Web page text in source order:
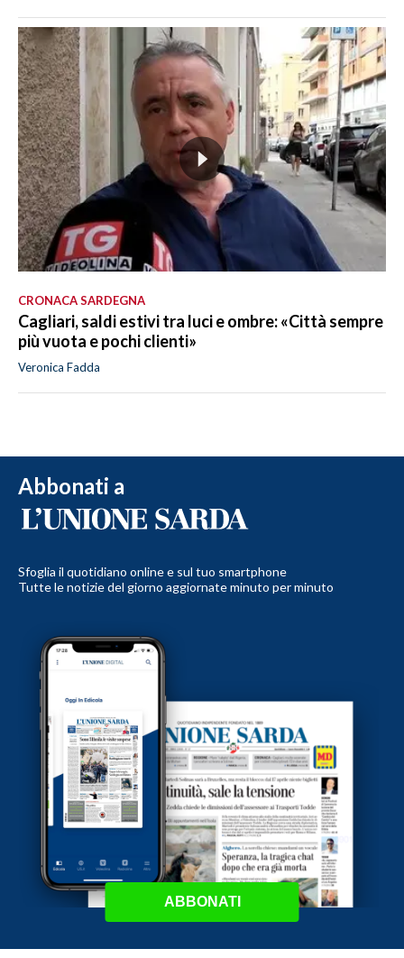
CRONACA SARDEGNA
Cagliari, saldi estivi tra luci e ombre: «Città sempre
più vuota e pochi clienti»
Veronica Fadda
Abbonati a
Sfoglia il quotidiano online e sul tuo smartphone
Tutte le notizie del giorno aggiornate minuto per minuto
ABBONATI